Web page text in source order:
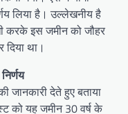
लिया है। उल्लेखनीय है
करके इस जमीन को जौहर
था।
जानकारी देते हुए बताया
को यह जमीन 30 वर्ष के